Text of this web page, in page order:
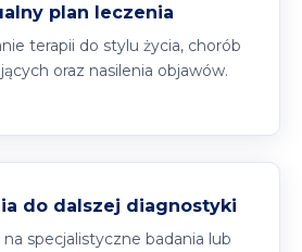
plan leczenia
terapii do stylu życia, chorób
oraz nasilenia objawów.
do dalszej diagnostyki
na specjalistyczne badania lub